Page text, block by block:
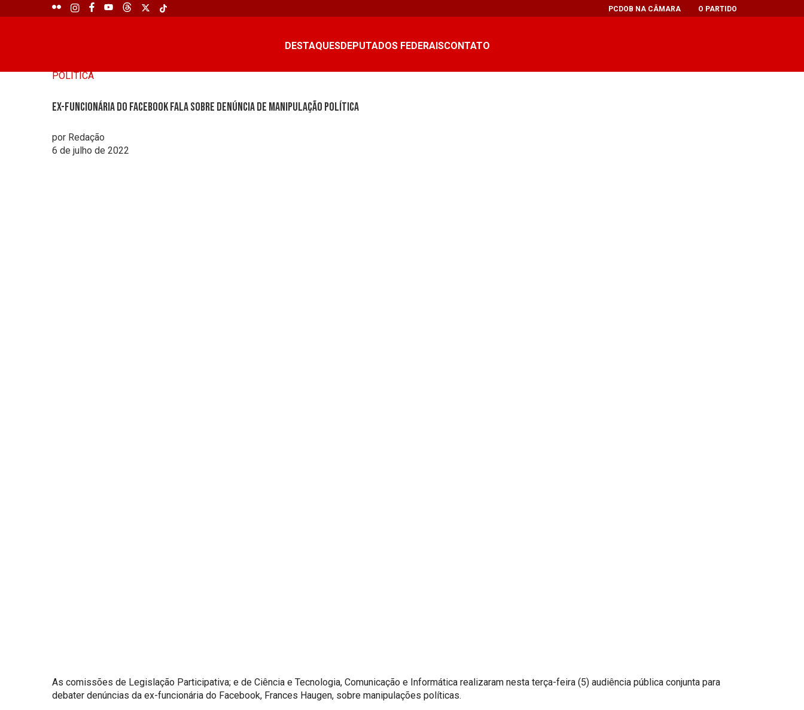
PCDOB NA CÂMARA O PARTIDO
DESTAQUESDEPUTADOS FEDERAISCONTATO
POLÍTICA
Ex-funcionária do Facebook fala sobre denúncia de manipulação política
por Redação
6 de julho de 2022
As comissões de Legislação Participativa; e de Ciência e Tecnologia, Comunicação e Informática realizaram nesta terça-feira (5) audiência pública conjunta para
debater denúncias da ex-funcionária do Facebook, Frances Haugen, sobre manipulações políticas.